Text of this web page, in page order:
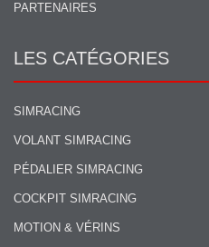
PARTENAIRES
LES CATÉGORIES
SIMRACING
VOLANT SIMRACING
PÉDALIER SIMRACING
COCKPIT SIMRACING
MOTION & VÉRINS